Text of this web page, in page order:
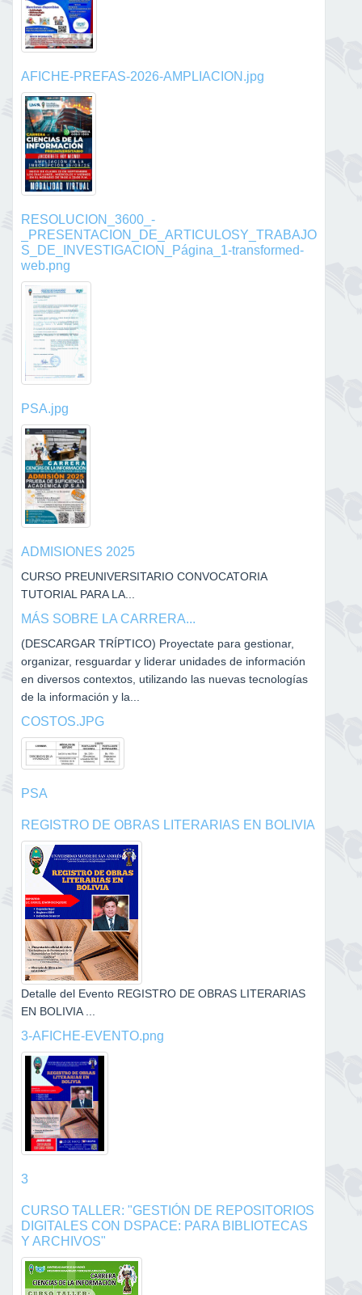
AFICHE-PREFAS-2026-AMPLIACION.jpg
RESOLUCION_3600_-
_PRESENTACION_DE_ARTICULOSY_TRABAJO
S_DE_INVESTIGACION_Página_1-transformed-
web.png
PSA.jpg
ADMISIONES 2025
CURSO PREUNIVERSITARIO CONVOCATORIA
TUTORIAL PARA LA...
MÁS SOBRE LA CARRERA...
(DESCARGAR TRÍPTICO) Proyectate para gestionar,
organizar, resguardar y liderar unidades de información
en diversos contextos, utilizando las nuevas tecnologías
de la información y la...
COSTOS.JPG
PSA
REGISTRO DE OBRAS LITERARIAS EN BOLIVIA
Detalle del Evento REGISTRO DE OBRAS LITERARIAS
EN BOLIVIA ...
3-AFICHE-EVENTO.png
3
CURSO TALLER: "GESTIÓN DE REPOSITORIOS
DIGITALES CON DSPACE: PARA BIBLIOTECAS
Y ARCHIVOS"